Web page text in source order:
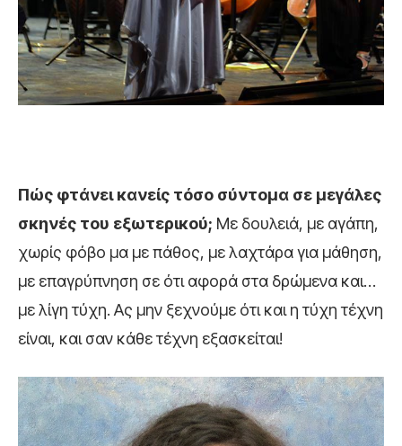
Πώς φτάνει κανείς τόσο σύντομα σε μεγάλες
σκηνές του εξωτερικού; Με δουλειά, με αγάπη,
χωρίς φόβο μα με πάθος, με λαχτάρα για μάθηση,
με επαγρύπνηση σε ότι αφορά στα δρώμενα και…
με λίγη τύχη. Ας μην ξεχνούμε ότι και η τύχη τέχνη
είναι, και σαν κάθε τέχνη εξασκείται!